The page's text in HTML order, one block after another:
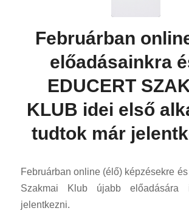
Februárban
előadásainkra
EDUCERT
KLUB idei első
tudtok már
Februárban online (élő) képzésekre
Szakmai Klub újabb
jelentkezni.